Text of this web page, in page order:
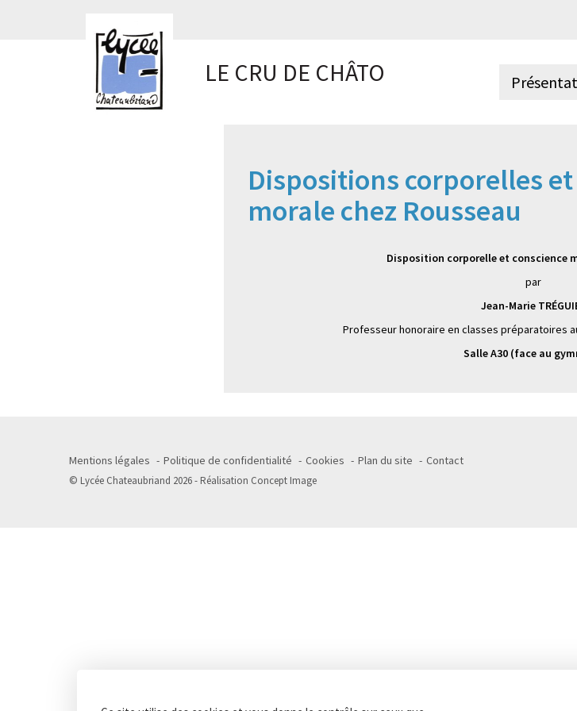
LE CRU DE CHÂTO
Dispositions corporelles
morale chez Rousseau
Disposition corporelle et conscience
par
Jean-Marie
Professeur honoraire en classes préparatoires
Salle A30 (face au
Mentions légales Politique de confidentialité Cookies Plan du site Contact
© Lycée Chateaubriand 2026 - Réalisation Concept Image